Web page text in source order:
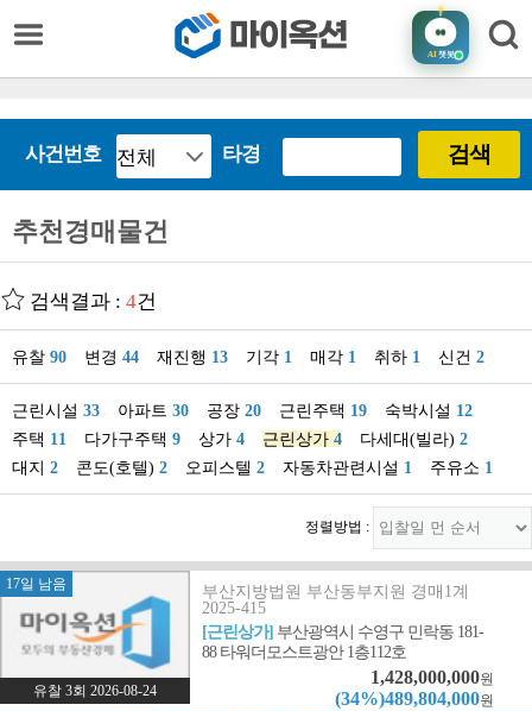
AI챗봇
사건번호 타경 검색
추천경매물건
검색결과 : 4건
유찰 90 변경 44 재진행 13 기각 1 매각 1 취하 1 신건 2
근린시설 33 아파트 30 공장 20 근린주택 19 숙박시설 12
주택 11 다가구주택 9 상가 4 근린상가 4 다세대(빌라) 2
대지 2 콘도(호텔) 2 오피스텔 2 자동차관련시설 1 주유소 1
정렬방법 :
17일 남음
유찰 3회 2026-08-24
부산지방법원 부산동부지원 경매1계
2025-415
[근린상가] 부산광역시 수영구 민락동 181-
88 타워더모스트광안 1층112호
1,428,000,000원
(34%)489,804,000원